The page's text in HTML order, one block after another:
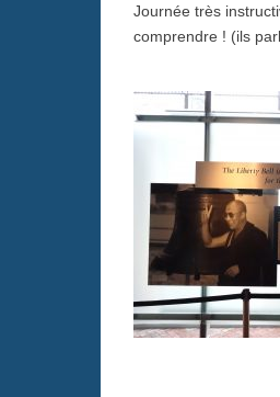
Journée très
comprendre ! (ils